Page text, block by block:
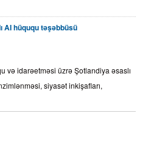
AI hüququ təşəbbüsü
və idarəetməsi üzrə Şotlandiya əsaslı
siyasət inkişafları,